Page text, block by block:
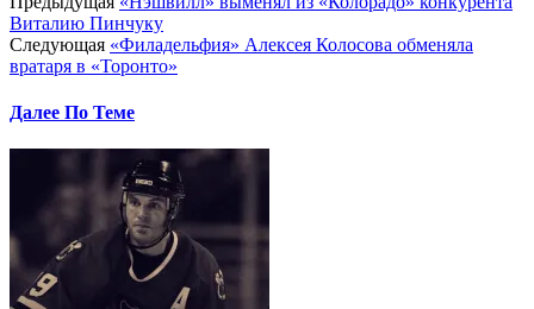
Виталию Пинчуку
Следующая «Филадельфия» Алексея Колосова обменяла
вратаря в «Торонто»
Далее По Теме